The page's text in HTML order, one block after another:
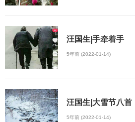
汪国生|手牵着手
5年前 (2022-01-14)
汪国生|大雪节八首
5年前 (2022-01-14)